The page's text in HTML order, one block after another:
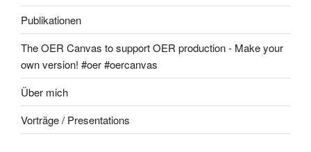
Publikationen
The OER Canvas to support OER production - Make your
own version! #oer #oercanvas
Über mich
Vorträge / Presentations